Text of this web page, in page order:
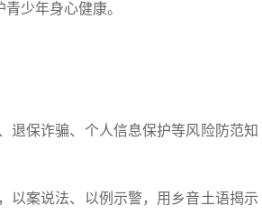
少年身心健康。
退保诈骗、个人信息保护等风险防范知
以案说法、以例示警，用乡音土语揭示